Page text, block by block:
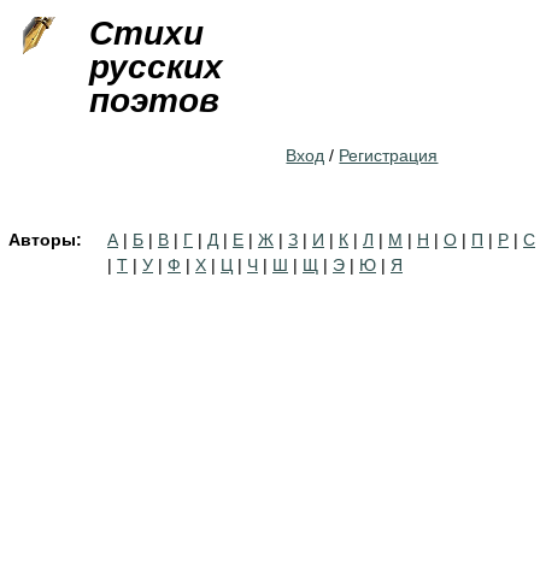
Стихи
русских
поэтов
Вход / Регистрация
Авторы: А | Б | В | Г | Д | Е | Ж | З | И | К | Л | М | Н | О | П | Р | С
| Т | У | Ф | Х | Ц | Ч | Ш | Щ | Э | Ю | Я